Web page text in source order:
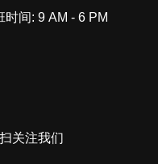
时间: 9 AM - 6 PM
关注我们